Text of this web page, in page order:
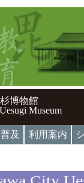
博物館
Museum
及 利用案内